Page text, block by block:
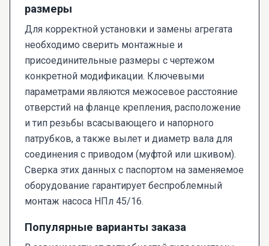
размеры
Для корректной установки и замены агрегата
необходимо сверить монтажные и
присоединительные размеры с чертежом
конкретной модификации. Ключевыми
параметрами являются межосевое расстояние
отверстий на фланце крепления, расположение
и тип резьбы всасывающего и напорного
патрубков, а также вылет и диаметр вала для
соединения с приводом (муфтой или шкивом).
Сверка этих данных с паспортом на заменяемое
оборудование гарантирует беспроблемный
монтаж насоса НПл 45/16.
Популярные варианты заказа